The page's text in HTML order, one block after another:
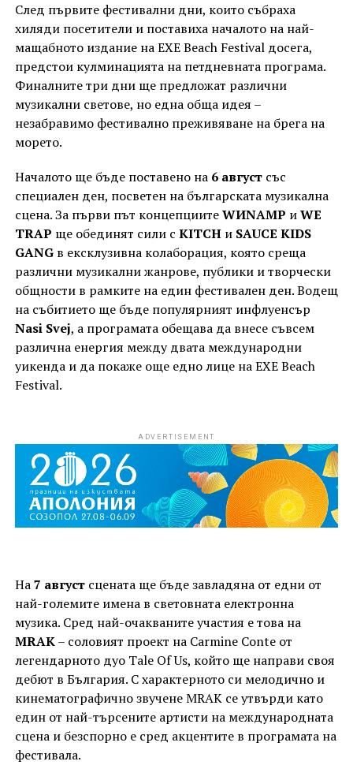
След първите фестивални дни, които събраха
хиляди посетители и поставиха началото на най-
мащабното издание на EXE Beach Festival досега,
предстои кулминацията на петдневната програма.
Финалните три дни ще предложат различни
музикални светове, но една обща идея –
незабравимо фестивално преживяване на брега на
морето.
Началото ще бъде поставено на 6 августсъс
специален ден, посветен на българската музикална
сцена. За първи път концепциитеWИNAMP иWE
TRAP ще обединят сили с KITCHи SAUCE KIDS
GANGв ексклузивна колаборация, която среща
различни музикални жанрове, публики и творчески
общности в рамките на един фестивален ден. Водещ
на събитието ще бъде популярният инфлуенсър
Nasi Svej, а програмата обещава да внесе съвсем
различна енергия между двата международни
уикенда и да покаже още едно лице на EXE Beach
Festival.
ADVERTISEMENT
На7 августсцената ще бъде завладяна от едни от
най-големите имена в световната електронна
музика. Сред най-очакваните участия е това на
MRAK– соловият проект на Carmine Conte от
легендарното дуо Tale Of Us, който ще направи своя
дебют в България. С характерното си мелодично и
кинематографично звучене MRAK се утвърди като
един от най-търсените артисти на международната
сцена и безспорно е сред акцентите в програмата на
фестивала.